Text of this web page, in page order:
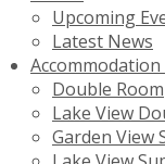
Upcoming
Latest News
Accommodation
Double Room
Lake View
Garden View